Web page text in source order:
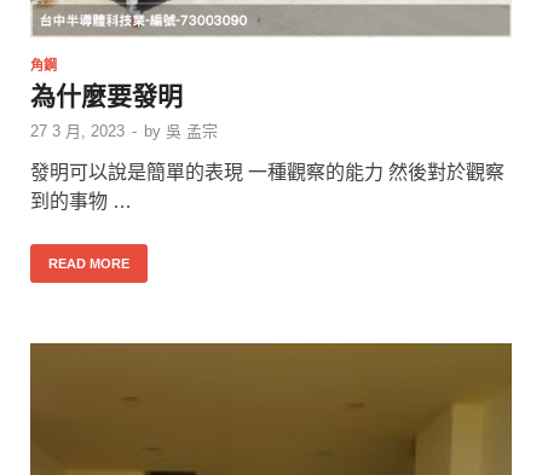
角鋼
為什麼要發明
27 3 月, 2023 - by 吳 孟宗
發明可以說是簡單的表現 一種觀察的能力 然後對於觀察
到的事物 …
READ MORE